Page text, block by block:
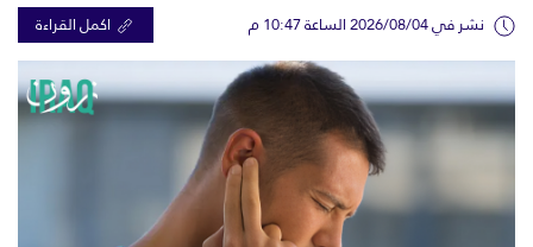
نشر في 2026/08/04 الساعة 10:47 م اكمل القراءة